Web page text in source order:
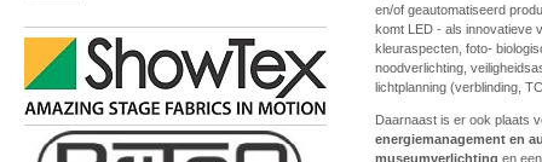
en/of geautomatiseerd
komt LED - als innovatieve
kleuraspecten, foto-
noodverlichting,
lichtplanning (verblinding,
Daarnaast is er ook plaats
energiemanagement en
museumverlichting en